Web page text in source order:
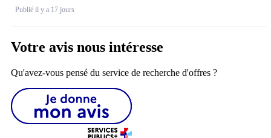
Publié il y a 17 jours
Votre avis nous intéresse
Qu'avez-vous pensé du service de recherche d'offres ?